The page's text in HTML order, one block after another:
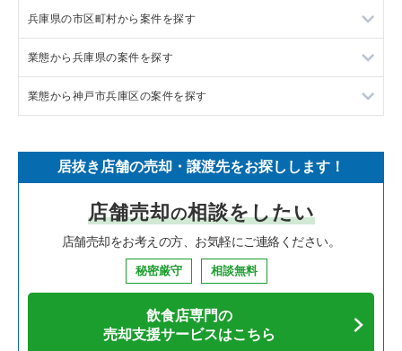
フランス料理の居抜き売却物件の案件一覧
イタリア料理の居抜き売却物件の案件一覧
中華の居抜き売却物件の案件一覧
寿司の居抜き売却物件の案件一覧
焼肉の居抜き売却物件の案件一覧
鉄板焼き・お好み焼の居抜き売却物件の案件一覧
カフェの居抜き売却物件の案件一覧
東京23区の飲食店の居抜き売却物件の案件一覧
東京都下の飲食店の居抜き売却物件の案件一覧
千葉県の飲食店の居抜き売却物件の案件一覧
神奈川県の飲食店の居抜き売却物件の案件一覧
大阪府の飲食店の居抜き売却物件の案件一覧
兵庫県の飲食店の居抜き売却物件の案件一覧
愛知県の飲食店の居抜き売却物件の案件一覧
兵庫県の市区町村から案件を探す
尼崎市の飲食店の居抜き売却物件の案件一覧
西宮市の飲食店の居抜き売却物件の案件一覧
川西市の飲食店の居抜き売却物件の案件一覧
芦屋市の飲食店の居抜き売却物件の案件一覧
神戸市中央区の飲食店の居抜き売却物件の案件一覧
伊丹市の飲食店の居抜き売却物件の案件一覧
業態から兵庫県の案件を探す
兵庫県のラーメンの居抜き売却物件の案件一覧
兵庫県のイタリア料理の居抜き売却物件の案件一覧
兵庫県の中華の居抜き売却物件の案件一覧
兵庫県のそば・うどんの居抜き売却物件の案件一覧
兵庫県の焼肉の居抜き売却物件の案件一覧
業態から神戸市兵庫区の案件を探す
神戸市兵庫区の焼肉の居抜き売却物件の案件一覧
神戸市兵庫区のアジア料理の居抜き売却物件の案件一覧
神戸市兵庫区のカフェの居抜き売却物件の案件一覧
神戸市兵庫区のその他の居抜き売却物件の案件一覧
居抜き店舗の売却・譲渡先をお探しします！
店舗売却の相談をしたい
店舗売却をお考えの方、お気軽にご連絡ください。
秘密厳守 相談無料
飲食店専門の
売却支援サービスはこちら